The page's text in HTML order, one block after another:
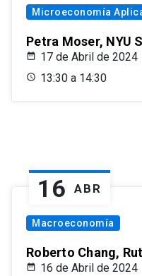
Microeconomía
Petra Moser, NYU
17 de Abril de 2024
13:30 a 14:30
16 ABR
Macroeconomía
Roberto Chang,
16 de Abril de 2024